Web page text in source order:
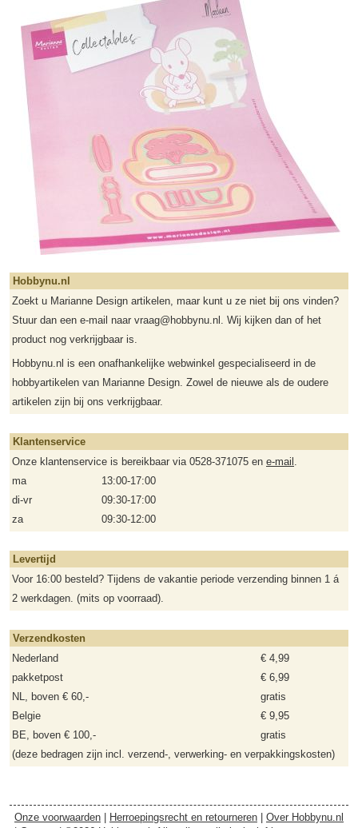
Hobbynu.nl
Zoekt u Marianne Design artikelen, maar kunt u ze niet bij ons vinden?
Stuur dan een e-mail naar vraag@hobbynu.nl. Wij kijken dan of het
product nog verkrijgbaar is.
Hobbynu.nl is een onafhankelijke webwinkel gespecialiseerd in de
hobbyartikelen van Marianne Design. Zowel de nieuwe als de oudere
artikelen zijn bij ons verkrijgbaar.
Klantenservice
Onze klantenservice is bereikbaar via 0528-371075 en e-mail .
ma
13:00-17:00
di-vr
09:30-17:00
za
09:30-12:00
Levertijd
Voor 16:00 besteld? Tijdens de vakantie periode verzending binnen 1 á
2 werkdagen. (mits op voorraad).
Verzendkosten
Nederland
€ 4,99
pakketpost
€ 6,99
NL, boven € 60,-
gratis
Belgie
€ 9,95
BE, boven € 100,-
gratis
(deze bedragen zijn incl. verzend-, verwerking- en verpakkingskosten)
Onze voorwaarden Herroepingsrecht en retourneren
Over Hobbynu.nl